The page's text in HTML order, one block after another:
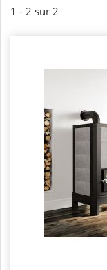
1 - 2 sur 2